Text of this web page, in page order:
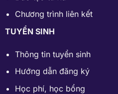
Chương trình liên kết
TUYỂN SINH
Thông tin tuyển sinh
Hướng dẫn đăng ký
Học phí, học bổng